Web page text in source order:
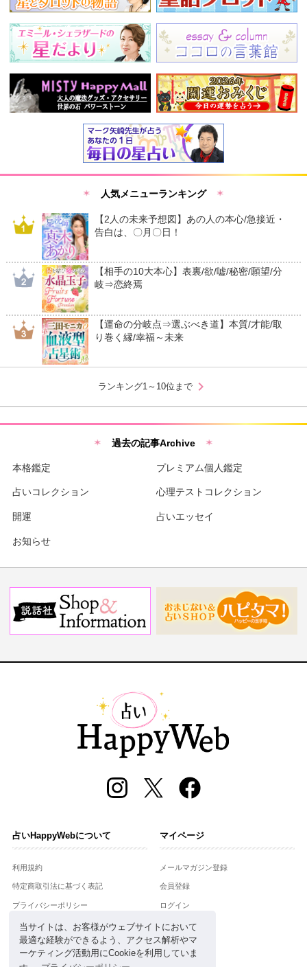
当サイトは、お客様がウェブサイトにおいて
最適な経験ができるよう、アクセス解析やマ
ーケティング活動用にCookieを利用していま
人気メニューランキング
【2人の未来予想図】あの人の本心/急接近・
告白は、〇月〇日！
【相手の10大本心】表裏/欲/嘘/秘密/願望/分
岐⇒恋終焉
【運命の分岐点⇒選ぶべき道】本質/才能/取
り巻く縁/幸福～未来
ランキング1～10位まで chevron_right
過去の記事Archive
本格鑑定 プレミアム個人鑑定
占いコレクション 心理テストコレクション
開運 占いエッセイ
お知らせ
占いHappyWebについて
利用規約
特定商取引法に基づく表記
プライバシーポリシー
運営会社
お問合せ
マイページ
メールマガジン登録
会員登録
ログイン